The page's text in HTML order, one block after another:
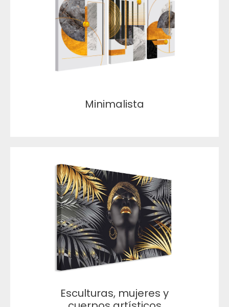
Minimalista
Esculturas, mujeres y